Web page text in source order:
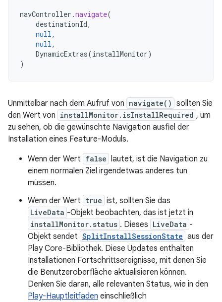
navController .navigate(
destinationId,
null,
null,
DynamicExtras(installMonitor)
)
Unmittelbar nach dem Aufruf von navigate() sollten Sie
den Wert von installMonitor.isInstallRequired , um
zu sehen, ob die gewünschte Navigation ausfiel der
Installation eines Feature-Moduls.
Wenn der Wert false lautet, ist die Navigation zu
einem normalen Ziel irgendetwas anderes tun
müssen.
Wenn der Wert true ist, sollten Sie das
LiveData -Objekt beobachten, das ist jetzt in
installMonitor.status . Dieses LiveData -
Objekt sendet SplitInstallSessionState aus der
Play Core-Bibliothek. Diese Updates enthalten
Installationen Fortschrittsereignisse, mit denen Sie
die Benutzeroberfläche aktualisieren können.
Denken Sie daran, alle relevanten Status, wie in den
Play-Hauptleitfaden einschließlich